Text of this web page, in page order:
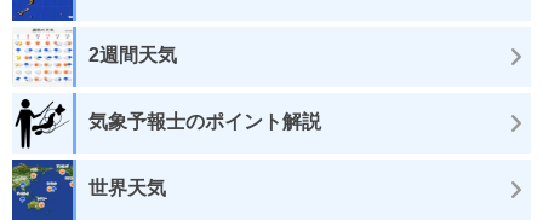
2週間天気
気象予報士のポイント解説
世界天気